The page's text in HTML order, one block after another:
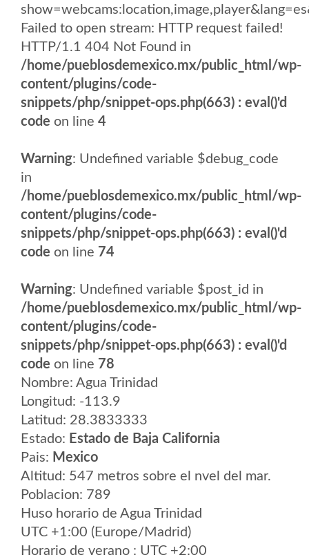
Failed to open stream: HTTP request failed!
HTTP/1.1 404 Not Found in
/home/pueblosdemexico.mx/public_html/wp-
content/plugins/code-
snippets/php/snippet-ops.php(663) : eval()'d
code on line 4
Warning: Undefined variable $debug_code
in
/home/pueblosdemexico.mx/public_html/wp-
content/plugins/code-
snippets/php/snippet-ops.php(663) : eval()'d
code on line 74
Warning: Undefined variable $post_id in
/home/pueblosdemexico.mx/public_html/wp-
content/plugins/code-
snippets/php/snippet-ops.php(663) : eval()'d
code on line 78
Nombre: Agua Trinidad
Longitud: -113.9
Latitud: 28.3833333
Estado: Estado de Baja California
Pais: Mexico
Altitud: 547 metros sobre el nvel del mar.
Poblacion: 789
Huso horario de Agua Trinidad
UTC +1:00 (Europe/Madrid)
Horario de verano : UTC +2:00